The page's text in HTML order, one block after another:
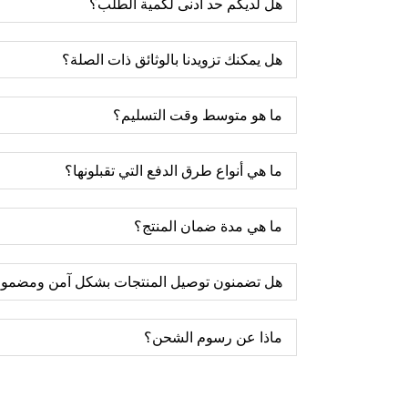
هل لديكم حد أدنى لكمية الطلب؟
هل يمكنك تزويدنا بالوثائق ذات الصلة؟
ما هو متوسط ​​وقت التسليم؟
ما هي أنواع طرق الدفع التي تقبلونها؟
ما هي مدة ضمان المنتج؟
هل تضمنون توصيل المنتجات بشكل آمن
ماذا عن رسوم الشحن؟